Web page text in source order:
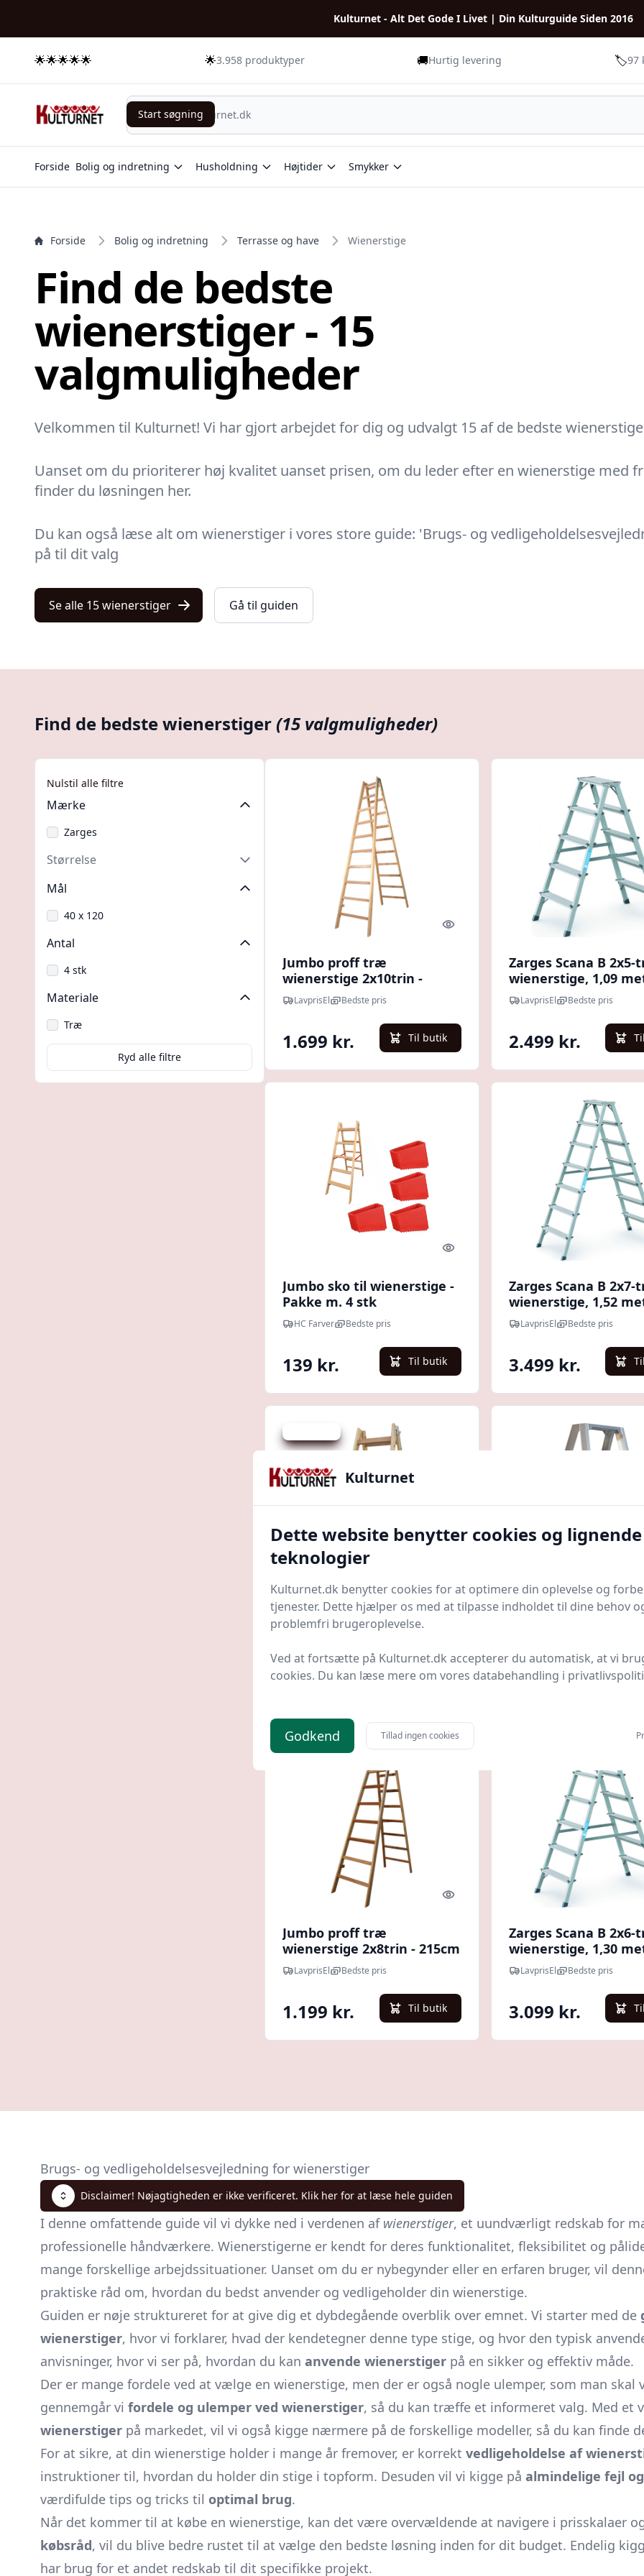
Kulturnet - Alt Det Gode I Livet | Din Kulturguide Siden 2016
🌟🌟🌟🌟🌟 🌟3.958 produktyper 🚚Hurtig levering 🏷️97
Start søgning
Start søgning
Forside Bolig og indretning Husholdning Højtider Smykker
Forside Bolig og indretning Terrasse og have Wienerstige
Find de bedste
wienerstiger - 15
valgmuligheder
Velkommen til Kulturnet! Vi har gjort arbejdet for dig og udvalgt 15 af de bedste
Uanset om du prioriterer høj kvalitet uanset prisen, om du leder efter en wienerstige med
finder du løsningen her.
Du kan også læse alt om wienerstiger i vores store guide: 'Brugs- og
på til dit valg
Se alle 15 wienerstiger Gå til guiden
Find de bedste wienerstiger(15 valgmuligheder)
Nulstil alle filtre
Mærke
Zarges
Størrelse
Mål
40 x 120
Antal
4 stk
Materiale
Træ
Ryd alle filtre
Quick look
Jumbo proff træ
wienerstige 2x10trin -
270cm
LavprisEl Bedste pris
1.699 kr. Til butik
Zarges Scana B 2x5-
wienerstige, 1,09
LavprisEl Bedste pris
2.499 kr.
Quick look
Jumbo sko til wienerstige -
Pakke m. 4 stk
HC Farver Bedste pris
139 kr. Til butik
Zarges Scana B 2x7-
wienerstige, 1,52
LavprisEl Bedste pris
3.499 kr.
Jumbo proff træ
wienerstige 2x4trin - 114cm
399 kr. Til butik
Jumbo super proff
1.899 kr.
Quick look
Jumbo proff træ
wienerstige 2x8trin - 215cm
LavprisEl Bedste pris
1.199 kr. Til butik
Zarges Scana B 2x6-
wienerstige, 1,30
LavprisEl Bedste pris
3.099 kr.
Brugs- og vedligeholdelsesvejledning for wienerstiger
Disclaimer! Nøjagtigheden er ikke verificeret. Klik her for at læse hele guiden
I denne omfattende guide vil vi dykke ned i verdenen af wienerstiger, et uundværligt redskab for
professionelle håndværkere. Wienerstigerne er kendt for deres funktionalitet, fleksibilitet og
mange forskellige arbejdssituationer. Uanset om du er nybegynder eller en erfaren bruger, vil
praktiske råd om, hvordan du bedst anvender og vedligeholder din wienerstige.
Guiden er nøje struktureret for at give dig et dybdegående overblik over emnet. Vi starter med de
wienerstiger, hvor vi forklarer, hvad der kendetegner denne type stige, og hvor den typisk
anvisninger, hvor vi ser på, hvordan du kan anvende wienerstiger på en sikker og effektiv måde.
Der er mange fordele ved at vælge en wienerstige, men der er også nogle ulemper, som man
gennemgår vi fordele og ulemper ved wienerstiger, så du kan træffe et informeret valg. Med et
wienerstiger på markedet, vil vi også kigge nærmere på de forskellige modeller, så du kan finde
For at sikre, at din wienerstige holder i mange år fremover, er korrekt vedligeholdelse af
instruktioner til, hvordan du holder din stige i topform. Desuden vil vi kigge på almindelige fejl
værdifulde tips og tricks til optimal brug.
Når det kommer til at købe en wienerstige, kan det være overvældende at navigere i prisskalaer
købsråd, vil du blive bedre rustet til at vælge den bedste løsning inden for dit budget. Endelig
har brug for et andet redskab til dit specifikke projekt.
Kulturnet
Dette website benytter cookies og lignende
teknologier
Kulturnet.dk benytter cookies for at optimere din oplevelse og
tjenester. Dette hjælper os med at tilpasse indholdet til dine behov
problemfri brugeroplevelse.
Ved at fortsætte på Kulturnet.dk accepterer du automatisk, at vi
cookies. Du kan læse mere om vores databehandling i
Godkend Tillad ingen cookies